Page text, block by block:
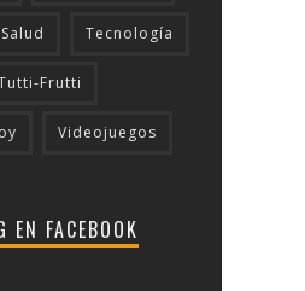
Salud Tecnologí­a
Frutti
Videojuegos
EN FACEBOOK